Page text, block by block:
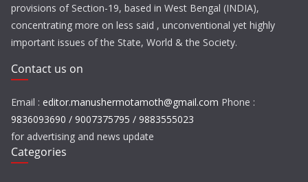
provisions of Section-19, based in West Bengal (INDIA),
concentrating more on less said , unconventional yet highly
important issues of the State, World & the Society.
Contact us on
Email : editor.manushermotamoth@gmail.com Phone :
9836093690 / 9007375795 / 9883555023
for advertising and news update
Categories